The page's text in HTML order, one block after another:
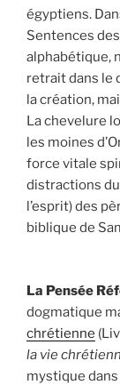
égyptiens.
Sentences
alphabétique,
retrait dans le
la création,
La chevelure
les moines
force vitale
distractions du
l’esprit) des
biblique de
La Pensée
dogmatique
chrétienne
la vie
mystique